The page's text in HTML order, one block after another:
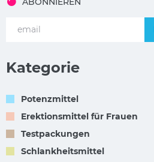
Kategorie
Potenzmittel
Erektionsmittel für Frauen
Testpackungen
Schlankheitsmittel